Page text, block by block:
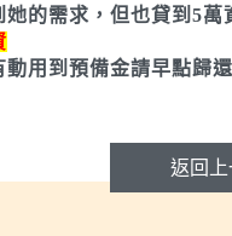
的需求，但也貸到5
用到預備金請早點歸
返回上